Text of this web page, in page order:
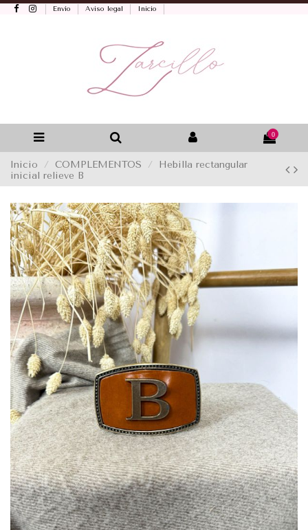
Envío Aviso legal Inicio
0
Inicio COMPLEMENTOS
Hebilla rectangular
inicial relieve B